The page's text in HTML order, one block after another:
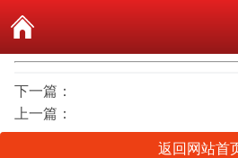
下一篇：
上一篇：
返回网站首